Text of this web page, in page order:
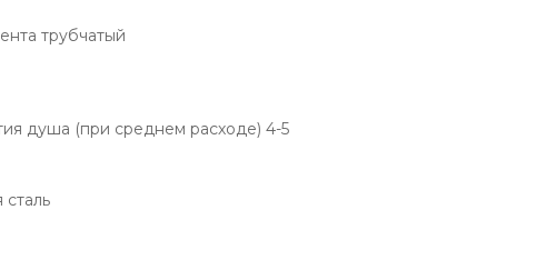
трубчатый
душа (при среднем расходе) 4-5